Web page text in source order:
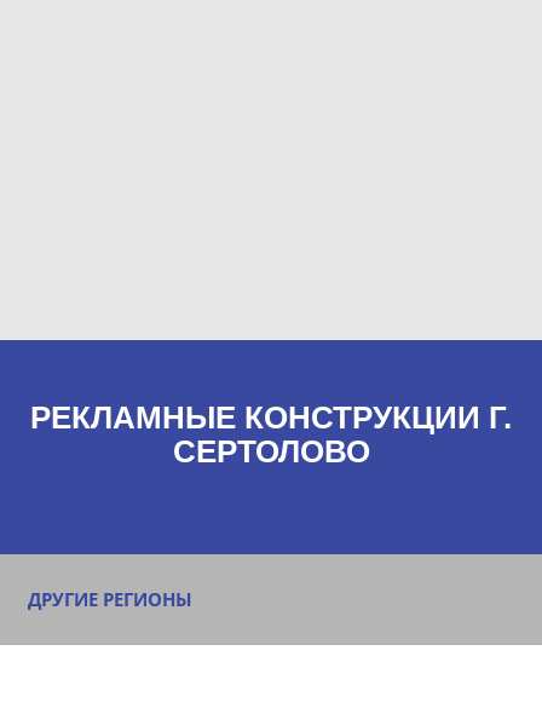
РЕКЛАМНЫЕ КОНСТРУКЦИИ Г.
СЕРТОЛОВО
ДРУГИЕ РЕГИОНЫ